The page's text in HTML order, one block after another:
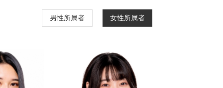
男性所属者 女性所属者